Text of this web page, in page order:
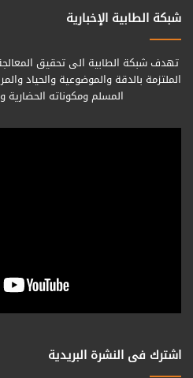
شبكة الطابية الإخبارية
تهدف شبكة الطابية الى تحقيق المعالجة
الملتزمة بالدقة والموضوعية والحياد
المسلم ومكوناته الحضارية
اشترك فى النشرة البريدية